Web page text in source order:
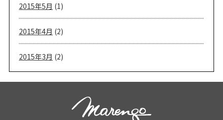
2015年5月 (1)
2015年4月 (2)
2015年3月 (2)